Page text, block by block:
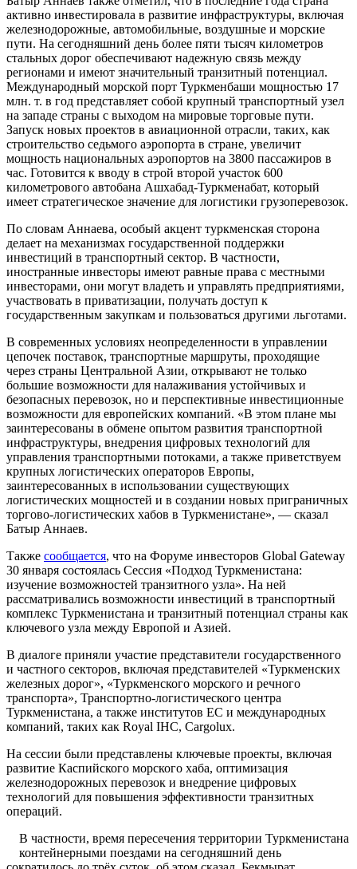
активно инвестировала в развитие инфраструктуры, включая
железнодорожные, автомобильные, воздушные и морские
пути. На сегодняшний день более пяти тысяч километров
стальных дорог обеспечивают надежную связь между
регионами и имеют значительный транзитный потенциал.
Международный морской порт Туркменбаши мощностью 17
млн. т. в год представляет собой крупный транспортный узел
на западе страны с выходом на мировые торговые пути.
Запуск новых проектов в авиационной отрасли, таких, как
строительство седьмого аэропорта в стране, увеличит
мощность национальных аэропортов на 3800 пассажиров в
час. Готовится к вводу в строй второй участок 600
километрового автобана Ашхабад-Туркменабат, который
имеет стратегическое значение для логистики грузоперевозок.
По словам Аннаева, особый акцент туркменская сторона
делает на механизмах государственной поддержки
инвестиций в транспортный сектор. В частности,
иностранные инвесторы имеют равные права с местными
инвесторами, они могут владеть и управлять предприятиями,
участвовать в приватизации, получать доступ к
государственным закупкам и пользоваться другими льготами.
В современных условиях неопределенности в управлении
цепочек поставок, транспортные маршруты, проходящие
через страны Центральной Азии, открывают не только
большие возможности для налаживания устойчивых и
безопасных перевозок, но и перспективные инвестиционные
возможности для европейских компаний. «В этом плане мы
заинтересованы в обмене опытом развития транспортной
инфраструктуры, внедрения цифровых технологий для
управления транспортными потоками, а также приветствуем
крупных логистических операторов Европы,
заинтересованных в использовании существующих
логистических мощностей и в создании новых приграничных
торгово-логистических хабов в Туркменистане», — сказал
Батыр Аннаев.
Также сообщается, что на Форуме инвесторов Global Gateway
30 января состоялась Сессия «Подход Туркменистана:
изучение возможностей транзитного узла». На ней
рассматривались возможности инвестиций в транспортный
комплекс Туркменистана и транзитный потенциал страны как
ключевого узла между Европой и Азией.
В диалоге приняли участие представители государственного
и частного секторов, включая представителей «Туркменских
железных дорог», «Туркменского морского и речного
транспорта», Транспортно-логистического центра
Туркменистана, а также институтов ЕС и международных
компаний, таких как Royal IHC, Cargolux.
На сессии были представлены ключевые проекты, включая
развитие Каспийского морского хаба, оптимизация
железнодорожных перевозок и внедрение цифровых
технологий для повышения эффективности транзитных
операций.
В частности, время пересечения территории Туркменистана
контейнерными поездами на сегодняшний день